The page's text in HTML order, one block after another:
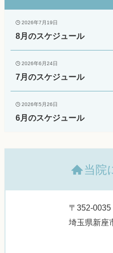
2026年7月19日
8月のスケジュール
2026年6月24日
7月のスケジュール
2026年5月26日
6月のスケジュール
当院
〒352-0035
埼玉県新座